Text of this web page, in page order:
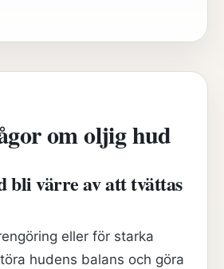
om oljig hud
bli värre av att tvättas
eller för starka
hudens balans och göra